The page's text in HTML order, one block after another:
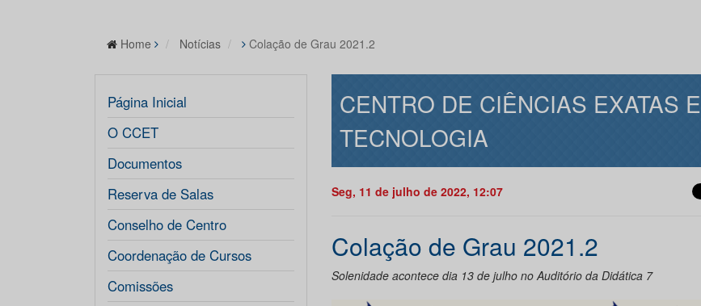
Home Notícias Colação de Grau 2021.2
Página Inicial
O CCET
Documentos
Reserva de Salas
Conselho de Centro
Coordenação de Cursos
Comissões
CENTRO DE CIÊNCIAS EXATAS E
TECNOLOGIA
Seg, 11 de julho de 2022, 12:07
Colação de Grau 2021.2
Solenidade acontece dia 13 de julho no Auditório da Didática 7